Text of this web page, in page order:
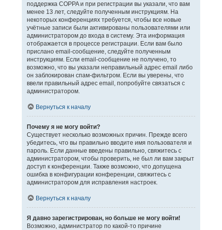
поддержка COPPA и при регистрации вы указали, что вам
менее 13 лет, следуйте полученным инструкциям. На
некоторых конференциях требуется, чтобы все новые
учётные записи были активированы пользователями или
администратором до входа в систему. Эта информация
отображается в процессе регистрации. Если вам было
прислано email-сообщение, следуйте полученным
инструкциям. Если email-сообщение не получено, то
возможно, что вы указали неправильный адрес email либо
он заблокирован спам-фильтром. Если вы уверены, что
ввели правильный адрес email, попробуйте связаться с
администратором.
Вернуться к началу
Почему я не могу войти?
Существует несколько возможных причин. Прежде всего
убедитесь, что вы правильно вводите имя пользователя и
пароль. Если данные введены правильно, свяжитесь с
администратором, чтобы проверить, не был ли вам закрыт
доступ к конференции. Также возможно, что допущена
ошибка в конфигурации конференции, свяжитесь с
администратором для исправления настроек.
Вернуться к началу
Я давно зарегистрирован, но больше не могу войти!
Возможно, администратор по какой-то причине